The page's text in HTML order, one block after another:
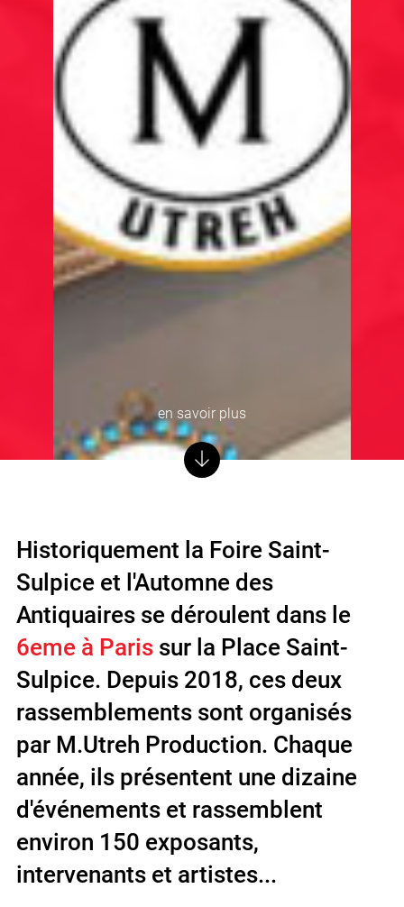
en savoir plus
i
Historiquement la Foire Saint-
Sulpice et l'Automne des
Antiquaires se déroulent dans le
6eme à Parissur la Place Saint-
Sulpice. Depuis 2018, ces deux
rassemblements sont organisés
par M.Utreh Production. Chaque
année, ils présentent une dizaine
d'événements et rassemblent
environ 150 exposants,
intervenants et artistes...